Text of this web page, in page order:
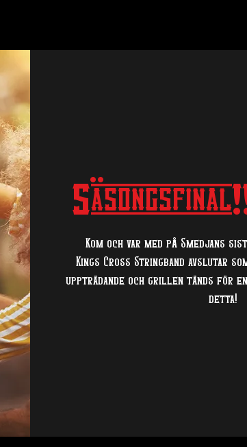
Kom och var med på Smedjans
Kings Cross Stringband avslutar
uppträdande och grillen tänds för
detta!